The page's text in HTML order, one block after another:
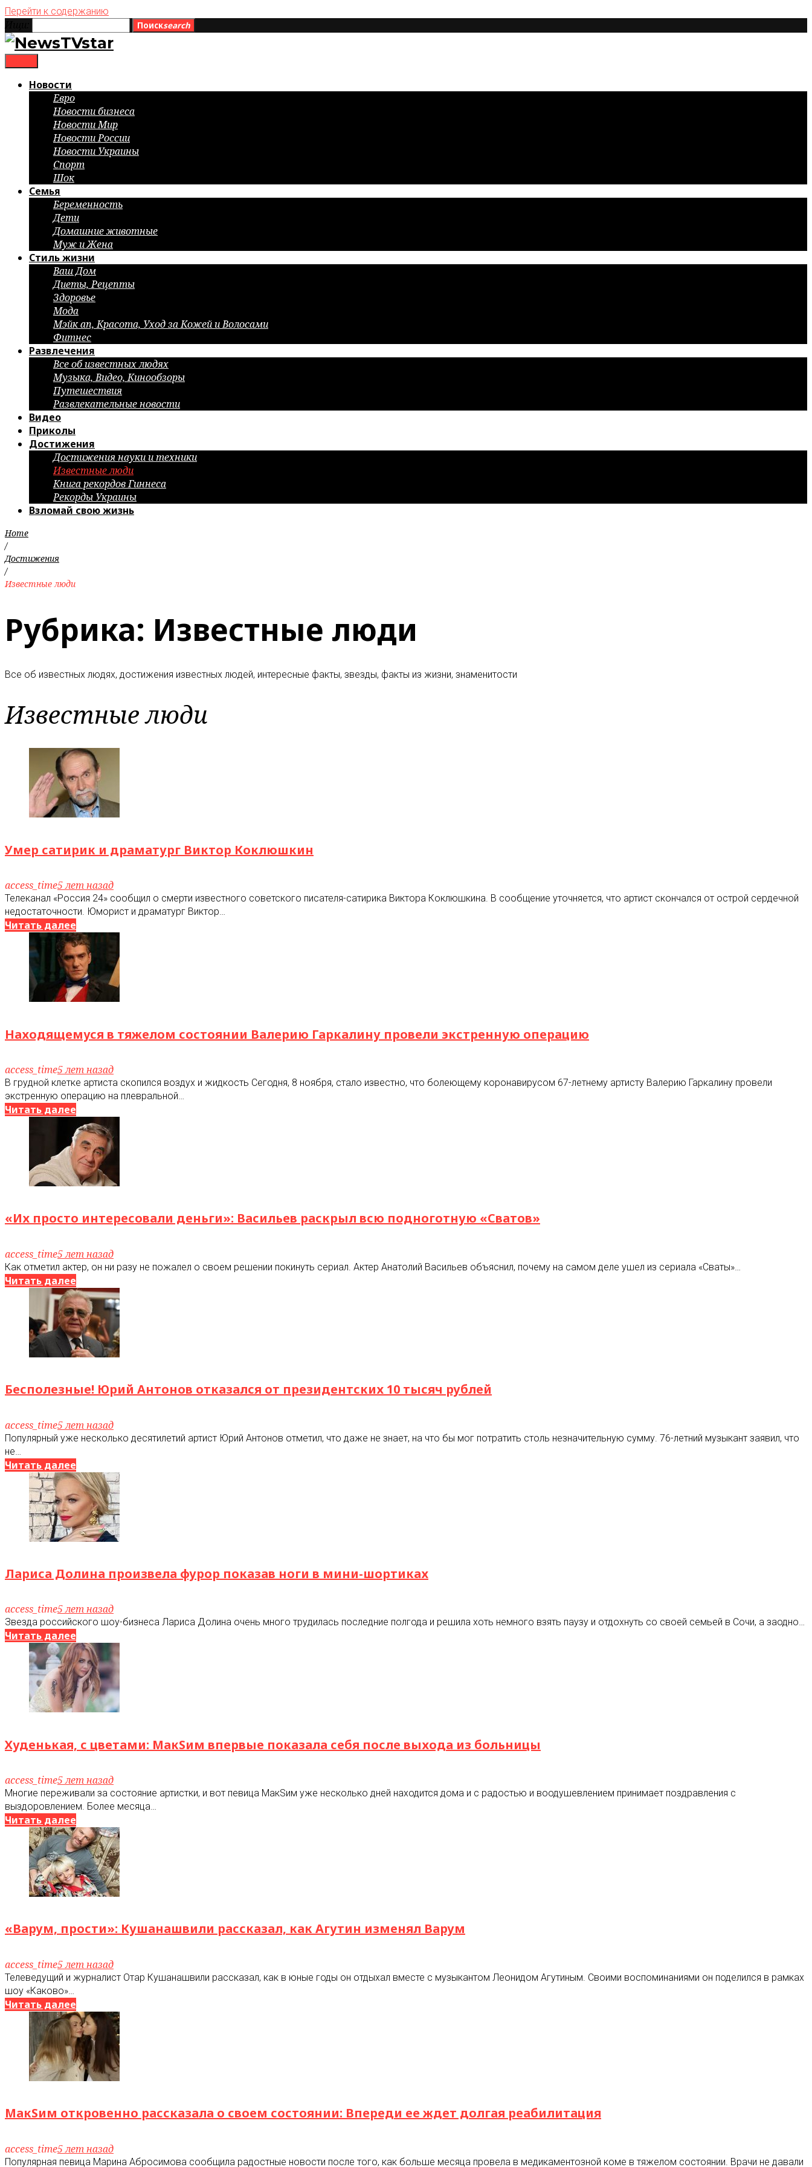
Перейти к содержанию
Поискsearch
Новости
Евро
Новости бизнеса
Новости Мир
Новости России
Новости Украины
Спорт
Шок
Семья
Беременность
Дети
Домашние животные
Муж и Жена
Стиль жизни
Ваш Дом
Диеты, Рецепты
Здоровье
Мода
Мэйк ап, Красота, Уход за Кожей и Волосами
Фитнес
Развлечения
Все об известных людях
Музыка, Видео, Кинообзоры
Путешествия
Развлекательные новости
Видео
Приколы
Достижения
Достижения науки и техники
Известные люди
Книга рекордов Гиннеса
Рекорды Украины
Взломай свою жизнь
Home
/
Достижения
/
Известные люди
Рубрика: Известные люди
Все об известных людях, достижения известных людей, интересные факты, звезды, факты из жизни, знаменитости
Известные люди
Умер сатирик и драматург Виктор Коклюшкин
access_time5 лет назад
Телеканал «Россия 24» сообщил о смерти известного советского писателя-сатирика Виктора Коклюшкина. В сообщение уточняется, что артист скончался от острой сердечной
недостаточности. Юморист и драматург Виктор…
Читать далее
Находящемуся в тяжелом состоянии Валерию Гаркалину провели экстренную операцию
access_time5 лет назад
В грудной клетке артиста скопился воздух и жидкость Сегодня, 8 ноября, стало известно, что болеющему коронавирусом 67-летнему артисту Валерию Гаркалину провели
экстренную операцию на плевральной…
Читать далее
«Их просто интересовали деньги»: Васильев раскрыл всю подноготную «Сватов»
access_time5 лет назад
Как отметил актер, он ни разу не пожалел о своем решении покинуть сериал. Актер Анатолий Васильев объяснил, почему на самом деле ушел из сериала «Сваты»…
Читать далее
Бесполезные! Юрий Антонов отказался от президентских 10 тысяч рублей
access_time5 лет назад
Популярный уже несколько десятилетий артист Юрий Антонов отметил, что даже не знает, на что бы мог потратить столь незначительную сумму. 76-летний музыкант заявил, что
не…
Читать далее
Лариса Долина произвела фурор показав ноги в мини-шортиках
access_time5 лет назад
Звезда российского шоу-бизнеса Лариса Долина очень много трудилась последние полгода и решила хоть немного взять паузу и отдохнуть со своей семьей в Сочи, а заодно…
Читать далее
Худенькая, с цветами: МакSим впервые показала себя после выхода из больницы
access_time5 лет назад
Многие переживали за состояние артистки, и вот певица МакSим уже несколько дней находится дома и с радостью и воодушевлением принимает поздравления с
выздоровлением. Более месяца…
Читать далее
«Варум, прости»: Кушанашвили рассказал, как Агутин изменял Варум
access_time5 лет назад
Телеведущий и журналист Отар Кушанашвили рассказал, как в юные годы он отдыхал вместе с музыкантом Леонидом Агутиным. Своими воспоминаниями он поделился в рамках
шоу «Каково»…
Читать далее
МакSим откровенно рассказала о своем состоянии: Впереди ее ждет долгая реабилитация
access_time5 лет назад
Популярная певица Марина Абросимова сообщила радостные новости после того, как больше месяца провела в медикаментозной коме в тяжелом состоянии. Врачи не давали